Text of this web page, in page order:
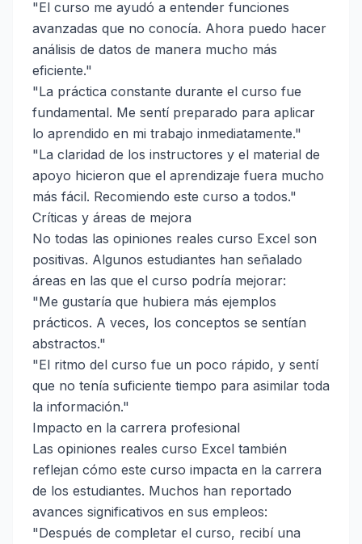
"El curso me ayudó a entender funciones
avanzadas que no conocía. Ahora puedo hacer
análisis de datos de manera mucho más
eficiente."
"La práctica constante durante el curso fue
fundamental. Me sentí preparado para aplicar
lo aprendido en mi trabajo inmediatamente."
"La claridad de los instructores y el material de
apoyo hicieron que el aprendizaje fuera mucho
más fácil. Recomiendo este curso a todos."
Críticas y áreas de mejora
No todas las opiniones reales curso Excel son
positivas. Algunos estudiantes han señalado
áreas en las que el curso podría mejorar:
"Me gustaría que hubiera más ejemplos
prácticos. A veces, los conceptos se sentían
abstractos."
"El ritmo del curso fue un poco rápido, y sentí
que no tenía suficiente tiempo para asimilar toda
la información."
Impacto en la carrera profesional
Las opiniones reales curso Excel también
reflejan cómo este curso impacta en la carrera
de los estudiantes. Muchos han reportado
avances significativos en sus empleos:
"Después de completar el curso, recibí una